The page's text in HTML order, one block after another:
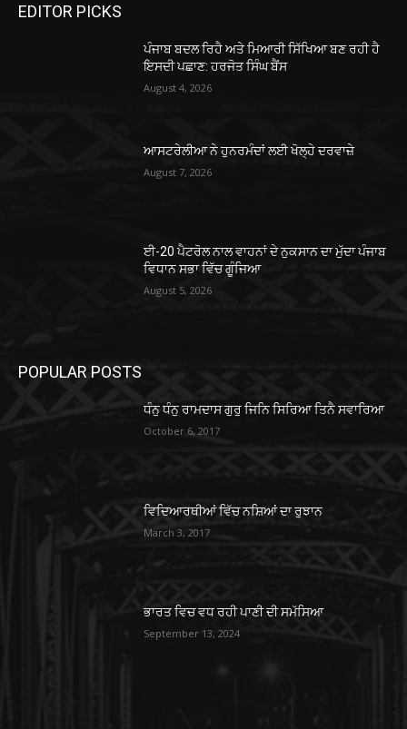
EDITOR PICKS
ਪੰਜਾਬ ਬਦਲ ਰਿਹੈ ਅਤੇ ਮਿਆਰੀ ਸਿੱਖਿਆ ਬਣ ਰਹੀ ਹੈ
ਇਸਦੀ ਪਛਾਣ: ਹਰਜੋਤ ਸਿੰਘ ਬੈਂਸ
August 4, 2026
ਆਸਟਰੇਲੀਆ ਨੇ ਹੁਨਰਮੰਦਾਂ ਲਈ ਖੋਲ੍ਹੇ ਦਰਵਾਜ਼ੇ
August 7, 2026
ਈ-20 ਪੈਟਰੋਲ ਨਾਲ ਵਾਹਨਾਂ ਦੇ ਨੁਕਸਾਨ ਦਾ ਮੁੱਦਾ ਪੰਜਾਬ
ਵਿਧਾਨ ਸਭਾ ਵਿੱਚ ਗੂੰਜਿਆ
August 5, 2026
POPULAR POSTS
ਧੰਨੁ ਧੰਨੁ ਰਾਮਦਾਸ ਗੁਰੁ ਜਿਨਿ ਸਿਰਿਆ ਤਿਨੈ ਸਵਾਰਿਆ
October 6, 2017
ਵਿਦਿਆਰਥੀਆਂ ਵਿੱਚ ਨਸ਼ਿਆਂ ਦਾ ਰੁਝਾਨ
March 3, 2017
ਭਾਰਤ ਵਿਚ ਵਧ ਰਹੀ ਪਾਣੀ ਦੀ ਸਮੱਸਿਆ
September 13, 2024